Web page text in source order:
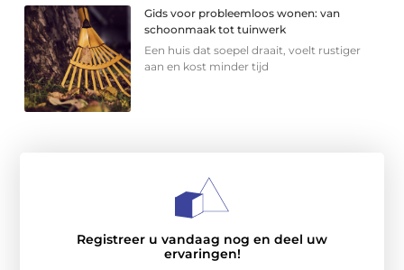
Gids voor probleemloos wonen: van
schoonmaak tot tuinwerk
Een huis dat soepel draait, voelt rustiger
aan en kost minder tijd
Registreer u vandaag nog en deel uw
ervaringen!